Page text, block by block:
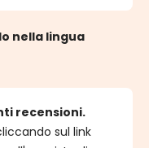
nella lingua
recensioni.
sul link